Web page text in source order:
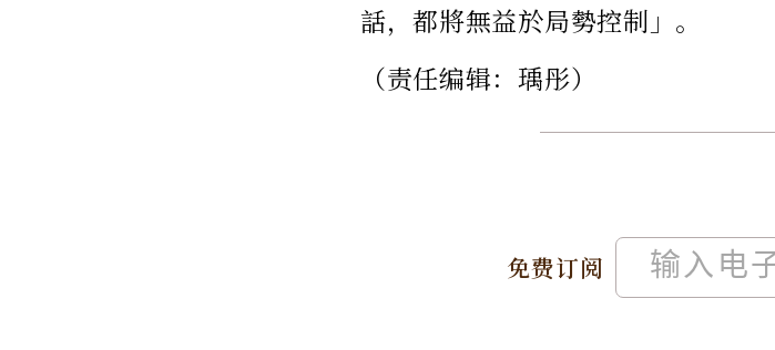
話，都將無益於局勢控制」。
（责任编辑：瑀彤）
免费订阅